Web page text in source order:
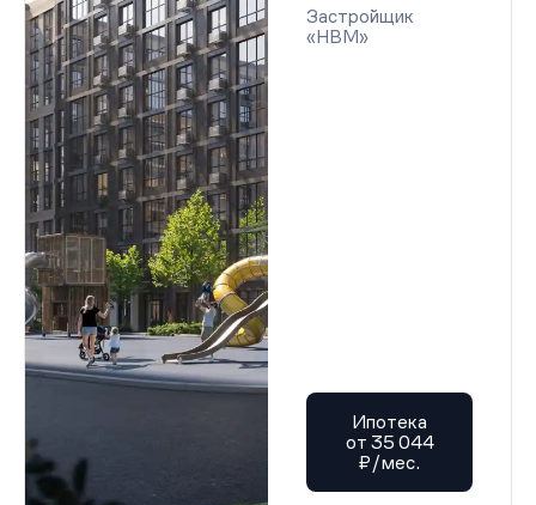
Застройщик
«НВМ»
Ипотека
от 35 044
₽/мес.